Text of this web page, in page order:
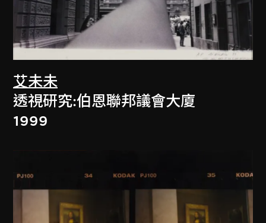
艾未未
透視研究:伯恩聯邦議會大廈
1999